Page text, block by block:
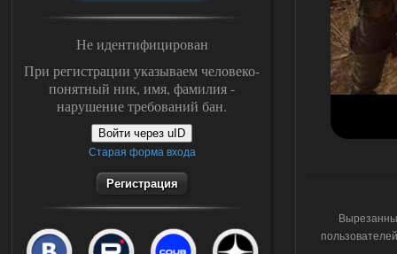
Не идентифицирован
При регистрации указываем человеко-
понятный ник, имя, фамилия -
нарушение требований бан.
Войти через uID
Старая форма входа
Регистрация